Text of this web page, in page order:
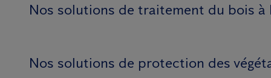
Nos solutions de traitement du bois à
Nos solutions de protection des